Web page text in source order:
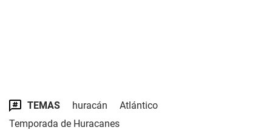
TEMAS huracán
Atlántico
Temporada de Huracanes